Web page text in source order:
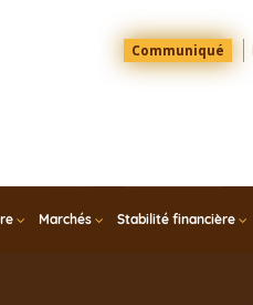
Menu
Top
Communiqué
Marchés Stabilité financière